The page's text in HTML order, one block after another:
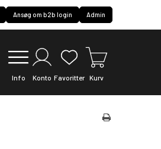
Ansøg om b2b login Admin
Info Konto Favoritter Kurv